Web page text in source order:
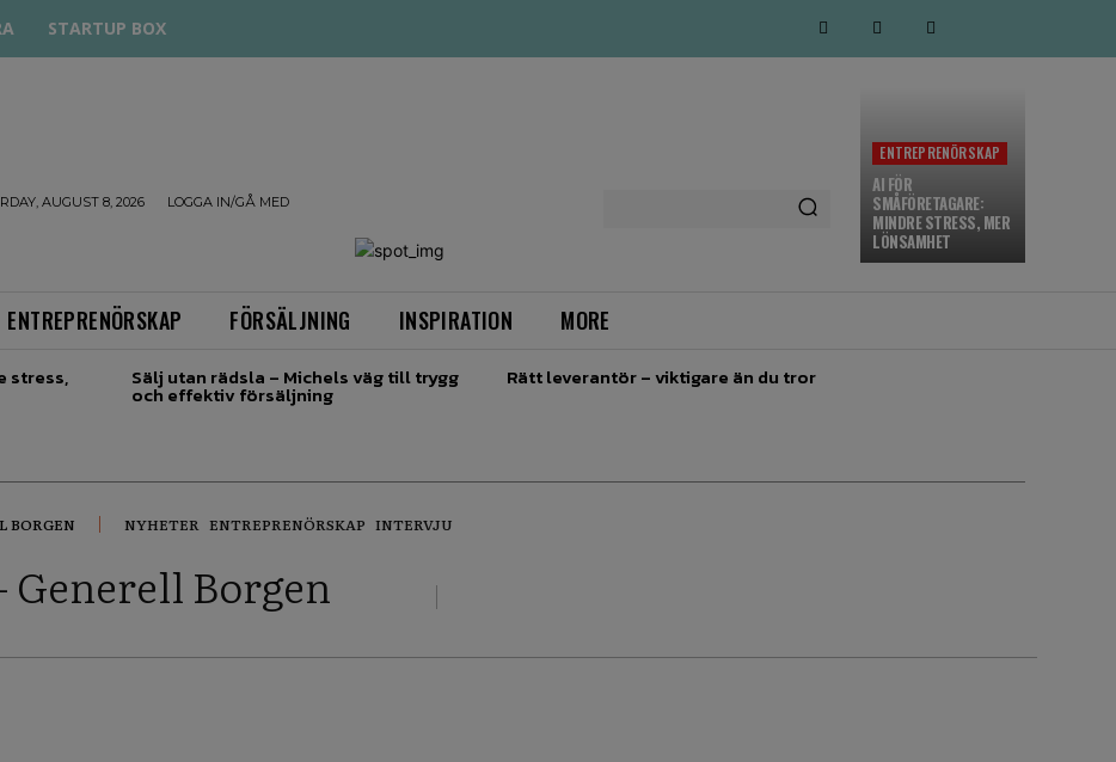
STARTUP BOX
AUGUST 8, 2026 LOGGA IN/GÅ MED
ENTREPRENÖRSKAP
AI FÖR
SMÅFÖRETAGARE:
MINDRE STRESS, MER
LÖNSAMHET
ENTREPRENÖRSKAP FÖRSÄLJNING INSPIRATION MORE
stress, Sälj utan rädsla – Michels väg till trygg
och effektiv försäljning
Rätt leverantör – viktigare än du tror
BORGEN NYHETER ENTREPRENÖRSKAP INTERVJU
Borgen